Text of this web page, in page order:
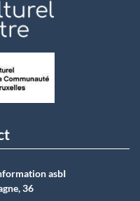
asbI
36